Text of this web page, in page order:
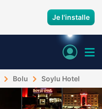
Je l'installe
Bolu Soylu Hotel